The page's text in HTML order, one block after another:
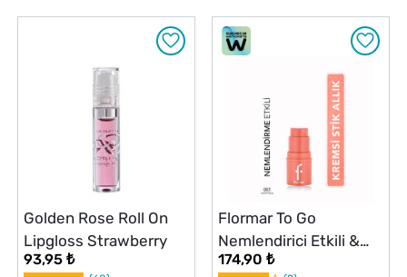
Golden Rose Roll On
Lipgloss Strawberry
93,95 ₺
Flormar To Go
Nemlendirici Etkili &
Işıltılı Kremsi Stick Allık
174,90 ₺